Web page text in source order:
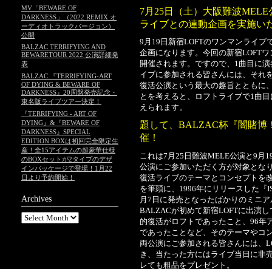
7月25日（土）大阪難波
ライブとの連動企画を実施い
9月19日新宿LOFTのワンマンライブ
企画になります。今回の新宿LOFT
開催されます。ですので、1曲目に
イブに参加される皆さんには、それ
復活公演という最大の趣旨とともに
とを考えると、ロフトライブで1曲
えられます。
題して、BALZAC杯『闇賭博
催！
これは7月25日難波MELE公演と9月
公演にご参加いただく方が対象とな
復活ライブのテーマとコンセプトを
を筆頭に、1996年にリリースした『
月7日に発売となったばかりのミニ
BALZACが初めて新宿LOFTに出演
的復活がロフトであったこと、96年
であったことなど、そのテーマやコ
両公演にご参加される皆さんには、
き、当たった方にはライブ当日に非
レても粗品をプレゼント。
MV「BEWARE OF
DARKNESS」（2022 REMIX オ
ーディオトラックバージョン）
公開
BALZAC TERRIFYING AND
BEWARETOUR 2022 公演詳細発
表
BALZAC 『TERRIFYING-ART
OF DYING & BEWARE OF
DARKNESS』20周盤発売記念・
東名阪ライブツアー決定！
『TERRIFYING - ART OF
DYING』&『BEWARE OF
DARKNESS』SPECIAL
EDITION BOXは初回完全限定生
産！全15アイテムの超豪華仕様
のBOXセットが2タイプのデザ
インパッケージで登場！1月22
日より予約開始！
Archives